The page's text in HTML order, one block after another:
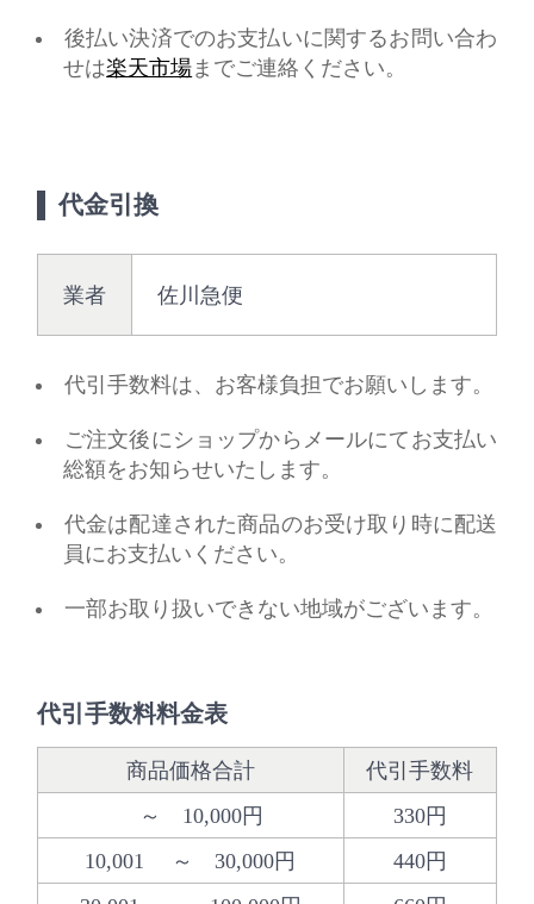
後払い決済でのお支払いに関するお問い合わ
せは楽天市場までご連絡ください。
代金引換
業者 佐川急便
代引手数料は、お客様負担でお願いします。
ご注文後にショップからメールにてお支払い
総額をお知らせいたします。
代金は配達された商品のお受け取り時に配送
員にお支払いください。
一部お取り扱いできない地域がございます。
代引手数料料金表
商品価格合計
代引手数料
～ 10,000円
330円
10,001 ～ 30,000円
440円